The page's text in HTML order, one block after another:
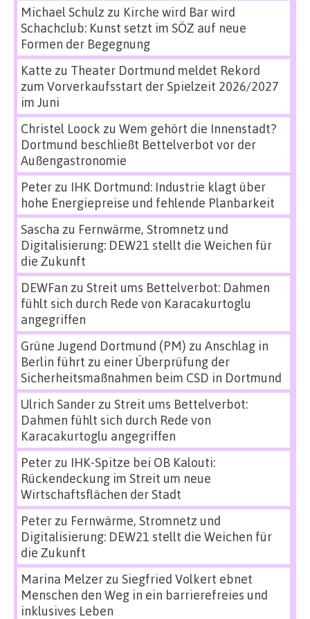
Michael Schulz zu Kirche wird Bar wird
Schachclub: Kunst setzt im SÖZ auf neue
Formen der Begegnung
Katte zu Theater Dortmund meldet Rekord
zum Vorverkaufsstart der Spielzeit 2026/2027
im Juni
Christel Loock zu Wem gehört die Innenstadt?
Dortmund beschließt Bettelverbot vor der
Außengastronomie
Peterzu IHK Dortmund: Industrie klagt über
hohe Energiepreise und fehlende Planbarkeit
Sascha zu Fernwärme, Stromnetz und
Digitalisierung: DEW21 stellt die Weichen für
die Zukunft
DEWFan zu Streit ums Bettelverbot: Dahmen
fühlt sich durch Rede von Karacakurtoglu
angegriffen
Grüne Jugend Dortmund (PM) zu Anschlag in
Berlin führt zu einer Überprüfung der
Sicherheitsmaßnahmen beim CSD in Dortmund
Ulrich Sanderzu Streit ums Bettelverbot:
Dahmen fühlt sich durch Rede von
Karacakurtoglu angegriffen
Peterzu IHK-Spitze bei OB Kalouti:
Rückendeckung im Streit um neue
Wirtschaftsflächen der Stadt
Peterzu Fernwärme, Stromnetz und
Digitalisierung: DEW21 stellt die Weichen für
die Zukunft
Marina Melzerzu Siegfried Volkert ebnet
Menschen den Weg in ein barrierefreies und
inklusives Leben